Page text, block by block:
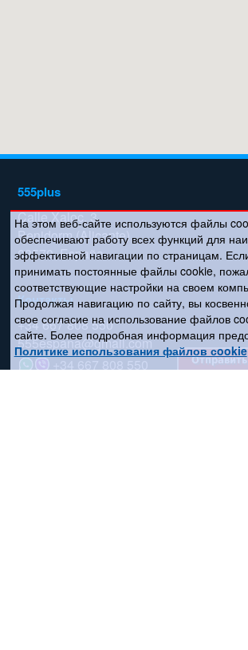
555plus
Calle Xaloc, 3
Benidorm (Alicante)
03570, España
Контакты
+34 667 808 550
555espana@gmail.com
На этом веб-сайте используются файлы
обеспечивают работу всех функций для
эффективной навигации по страницам.
принимать постоянные файлы cookie,
соответствующие настройки на своем
Продолжая навигацию по сайту, вы
свое согласие на использование файлов
сайте. Более подробная информация
Политике использования файлов сookie